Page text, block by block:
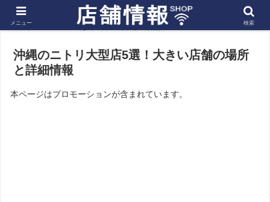
ホーム 九州 沖縄の店舗
沖縄のニトリ大型店5選！大きい店舗の場所
と詳細情報
本ページはプロモーションが含まれています。
メニュー 検索